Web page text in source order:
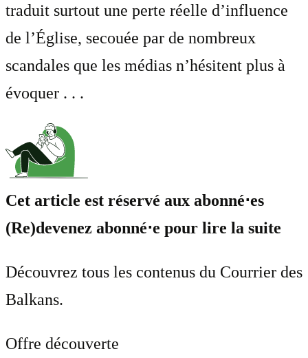
traduit surtout une perte réelle d’influence
de l’Église, secouée par de nombreux
scandales que les médias n’hésitent plus à
évoquer . . .
Cet article est réservé aux abonné⋅es
(Re)devenez abonné⋅e pour lire la suite
Découvrez tous les contenus du Courrier des
Balkans.
Offre découverte